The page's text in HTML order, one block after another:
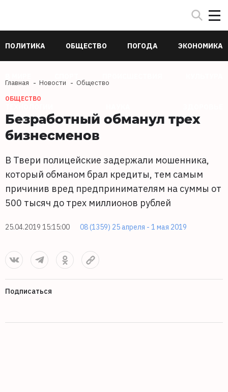
ПОЛИТИКА ОБЩЕСТВО ПОГОДА ЭКОНОМИКА
Главная Новости Общество
ОБЩЕСТВО
Безработный обманул трех
бизнесменов
В Твери полицейские задержали мошенника,
который обманом брал кредиты, тем самым
причинив вред предпринимателям на суммы от
500 тысяч до трех миллионов рублей
25.04.2019 15:15:00 08 (1359) 25 апреля - 1 мая 2019
Подписаться